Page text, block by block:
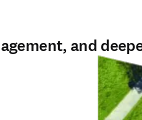
and